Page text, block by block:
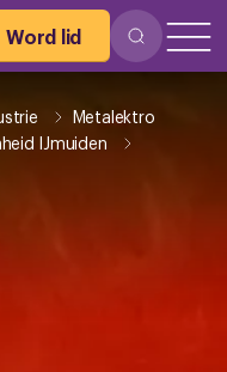
Word lid
Metalektro
IJmuiden